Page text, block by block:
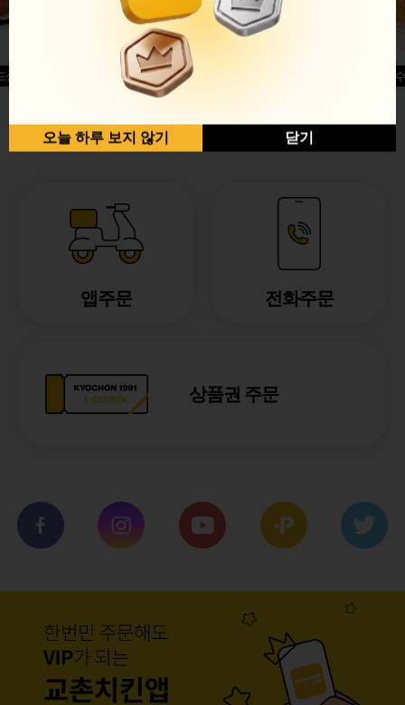
글윙
반반순살[레드+허니]
허니옥
앱주문 전화주문
상품권 주문
오늘 하루 보지 않기 닫기